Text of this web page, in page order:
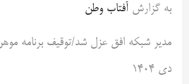
به گزارش آفتاب وطن
مدیر شبکه افق عزل شد/توقیف برنامه
دی ١۴٠۴